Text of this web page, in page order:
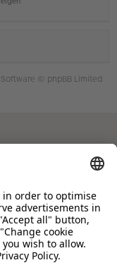
Software © phpBB Limited